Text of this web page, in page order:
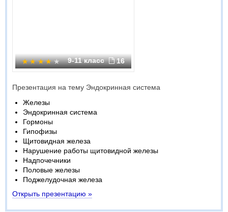
9-11 класс 16
Презентация на тему Эндокринная система
Железы
Эндокринная система
Гормоны
Гипофизы
Щитовидная железа
Нарушение работы щитовидной железы
Надпочечники
Половые железы
Поджелудочная железа
Открыть презентацию »